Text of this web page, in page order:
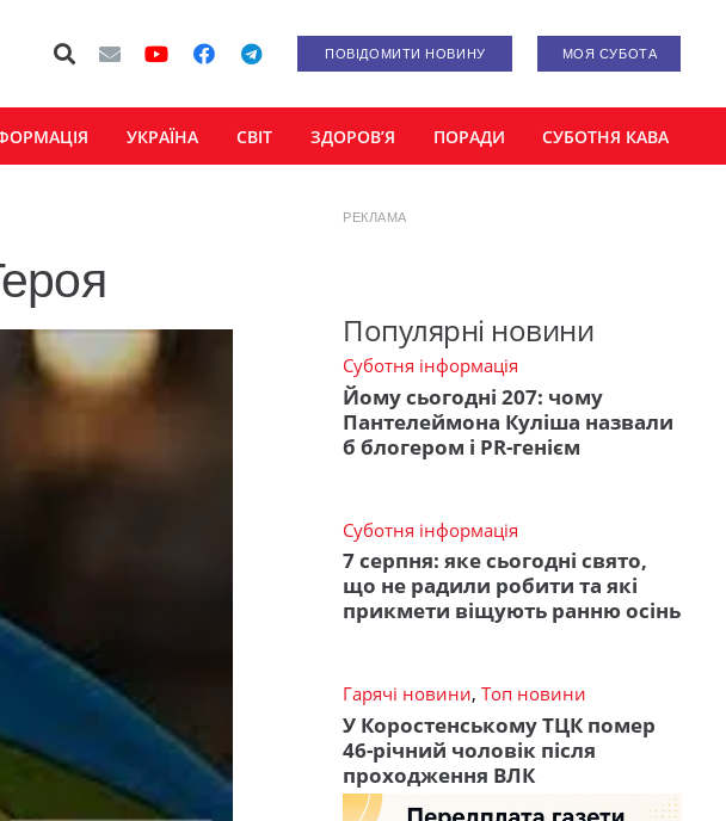
ПОВІДОМИТИ НОВИНУ МОЯ СУБОТА
УКРАЇНА СВІТ ЗДОРОВ’Я ПОРАДИ СУБОТНЯ КАВА
РЕКЛАМА
Популярні новини
Суботня інформація
Йому сьогодні 207: чому
Пантелеймона Куліша назвали
б блогером і PR-генієм
Суботня інформація
7 серпня: яке сьогодні свято,
що не радили робити та які
прикмети віщують ранню осінь
Гарячі новини, Топ новини
У Коростенському ТЦК помер
46-річний чоловік після
проходження ВЛК